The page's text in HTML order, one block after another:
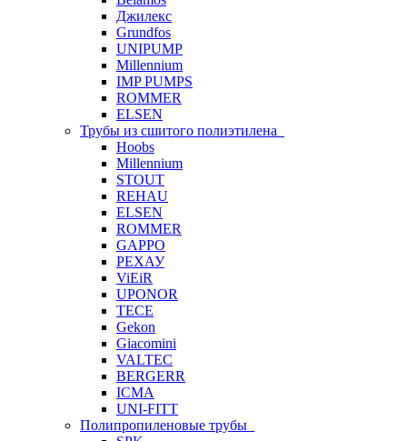
Джилекс
Grundfos
UNIPUMP
Millennium
IMP PUMPS
ROMMER
ELSEN
Трубы из сшитого полиэтилена
Hoobs
Millennium
STOUT
REHAU
ELSEN
ROMMER
GAPPO
РЕХАУ
ViEiR
UPONOR
TECE
Gekon
Giacomini
VALTEC
BERGERR
ICMA
UNI-FITT
Полипропиленовые трубы